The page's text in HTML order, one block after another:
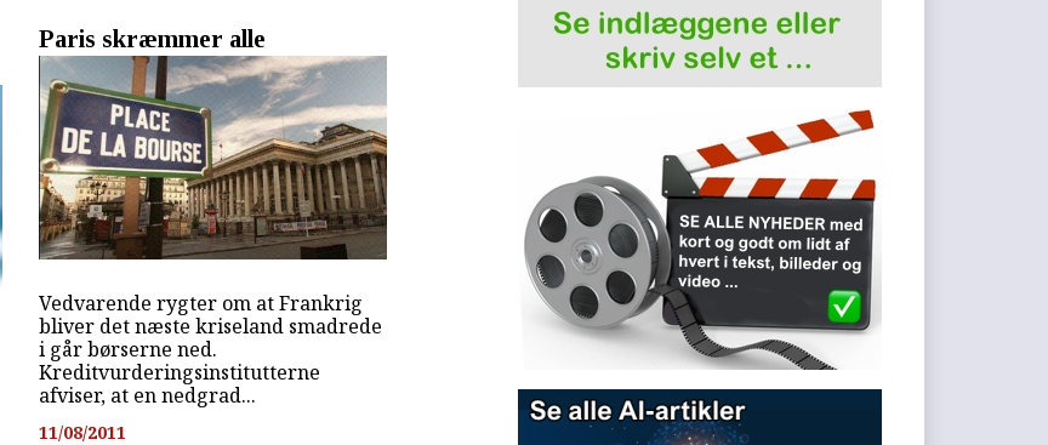
Paris skræmmer alle
Vedvarende rygter om at Frankrig
bliver det næste kriseland smadrede
i går børserne ned.
Kreditvurderingsinstitutterne
afviser, at en nedgrad...
11/08/2011